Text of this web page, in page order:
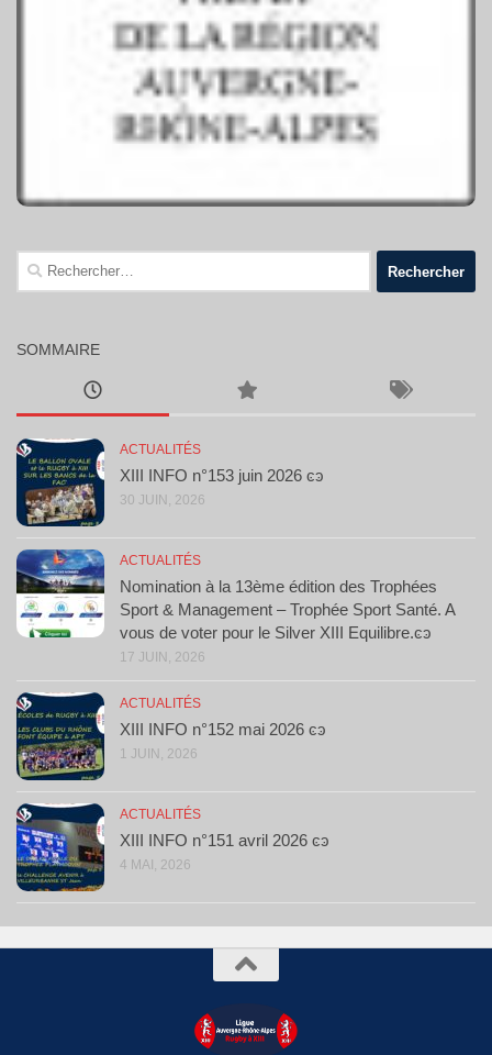
Rechercher :
SOMMAIRE
ACTUALITÉS
XIII INFO n°153 juin 2026 ͼͽ
30 JUIN, 2026
ACTUALITÉS
Nomination à la 13ème édition des Trophées
Sport & Management – Trophée Sport Santé. A
vous de voter pour le Silver XIII Equilibre.ͼͽ
17 JUIN, 2026
ACTUALITÉS
XIII INFO n°152 mai 2026 ͼͽ
1 JUIN, 2026
ACTUALITÉS
XIII INFO n°151 avril 2026 ͼͽ
4 MAI, 2026